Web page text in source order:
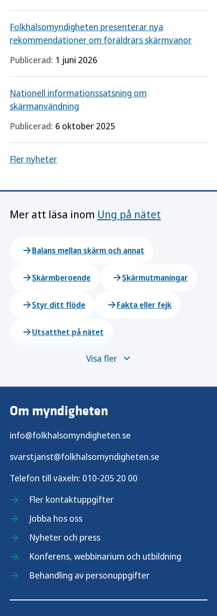
Folkhälsomyndigheten presenterar nya
rekommendationer om föräldrars skärmvanor
Publicerad: 1 juni 2026
Nationell informationssatsning om
skärmanvändning
Publicerad: 6 oktober 2025
Fler nyheter
Mer att läsa inom Ung på nätet
Balans mellan skärm och annat
Skärmberoende Skärmutmaningar
Styr ditt flöde Fakta eller fejk
Utsatthet på nätet
Här kan du få hjälp och stöd
Visa fler
Om myndigheten
info@folkhalsomyndigheten.se
svarstjanst@folkhalsomyndigheten.se
Telefon till växeln: 010-205 20 00
Fler kontaktuppgifter
Jobba hos oss
Nyheter och press
Konferens, webbinarium och utbildning
Behandling av personuppgifter